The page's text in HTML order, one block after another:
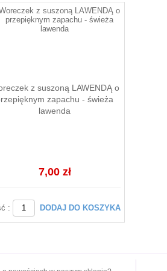
z suszoną LAWENDĄ o
zapachu - świeża
lawenda
7,00 zł
: DODAJ DO KOSZYKA